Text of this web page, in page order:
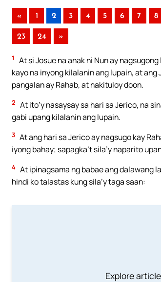
« 1 2 3 4 5 6 7 8
23 24 »
1
At si Josue na anak ni Nun ay
kayo na inyong kilalanin ang lupain, at
pangalan ay Rahab, at nakituloy doon.
2 At ito’y nasaysay sa hari sa Jerico, na
gabi upang kilalanin ang lupain.
3 At ang hari sa Jerico ay nagsugo kay
iyong bahay; sapagka’t sila’y naparito
4 At ipinagsama ng babae ang dalawang
hindi ko talastas kung sila’y taga saan:
Explore